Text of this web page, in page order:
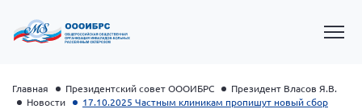
Главная Президентский совет ОООИБРС
Президент Власов Я.В.
Новости
17.10.2025 Частным клиникам пропишут новый сбор